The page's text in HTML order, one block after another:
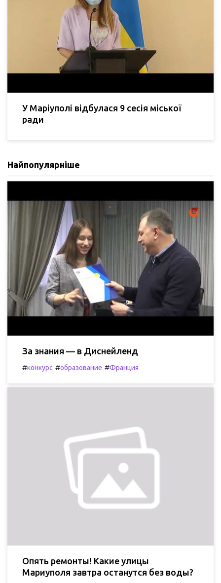
У Маріуполі відбулася 9 сесія міської
ради
Найпопулярніше
За знания — в Диснейленд
#конкурс #образование #Франция
Опять ремонты! Какие улицы
Мариуполя завтра останутся без воды?